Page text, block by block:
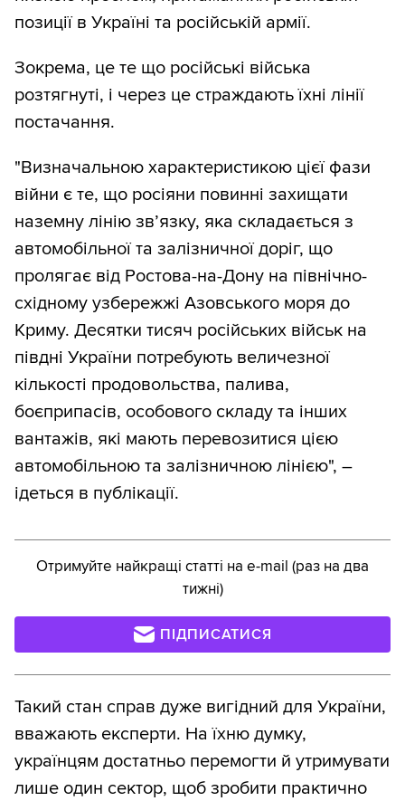
позиції в Україні та російській армії.
Зокрема, це те що російські війська
розтягнуті, і через це страждають їхні лінії
постачання.
"Визначальною характеристикою цієї фази
війни є те, що росіяни повинні захищати
наземну лінію зв’язку, яка складається з
автомобільної та залізничної доріг, що
пролягає від Ростова-на-Дону на північно-
східному узбережжі Азовського моря до
Криму. Десятки тисяч російських військ на
півдні України потребують величезної
кількості продовольства, палива,
боєприпасів, особового складу та інших
вантажів, які мають перевозитися цією
автомобільною та залізничною лінією", –
ідеться в публікації.
Отримуйте найкращі статті на e-mail (раз на два
тижні)
ПІДПИСАТИСЯ
Такий стан справ дуже вигідний для України,
вважають експерти. На їхню думку,
українцям достатньо перемогти й утримувати
лише один сектор, щоб зробити практично